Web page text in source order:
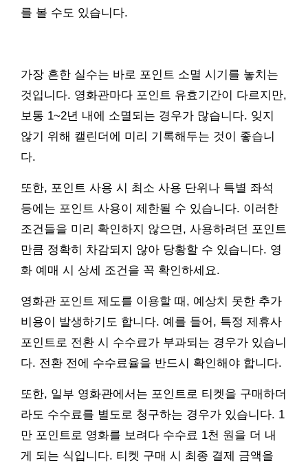
를 볼 수도 있습니다.
가장 흔한 실수는 바로 포인트 소멸 시기를 놓치는
것입니다. 영화관마다 포인트 유효기간이 다르지만,
보통 1~2년 내에 소멸되는 경우가 많습니다. 잊지
않기 위해 캘린더에 미리 기록해두는 것이 좋습니
다.
또한, 포인트 사용 시 최소 사용 단위나 특별 좌석
등에는 포인트 사용이 제한될 수 있습니다. 이러한
조건들을 미리 확인하지 않으면, 사용하려던 포인트
만큼 정확히 차감되지 않아 당황할 수 있습니다. 영
화 예매 시 상세 조건을 꼭 확인하세요.
영화관 포인트 제도를 이용할 때, 예상치 못한 추가
비용이 발생하기도 합니다. 예를 들어, 특정 제휴사
포인트로 전환 시 수수료가 부과되는 경우가 있습니
다. 전환 전에 수수료율을 반드시 확인해야 합니다.
또한, 일부 영화관에서는 포인트로 티켓을 구매하더
라도 수수료를 별도로 청구하는 경우가 있습니다. 1
만 포인트로 영화를 보려다 수수료 1천 원을 더 내
게 되는 식입니다. 티켓 구매 시 최종 결제 금액을